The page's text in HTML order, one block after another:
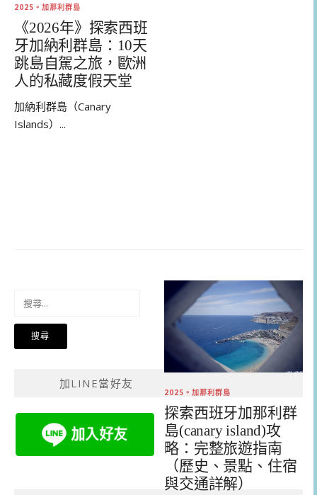
2025。加那利群島
《2026年》探索西班
牙加納利群島：10天
跳島自駕之旅，歐洲
人的私藏度假天堂
加納利群島（Canary
Islands）...
2025。加那利群島
探索西班牙加那利群
島(canary island)攻
略：完整旅遊指南
（歷史、景點、住宿
與交通詳解）
關
加LINE當好友